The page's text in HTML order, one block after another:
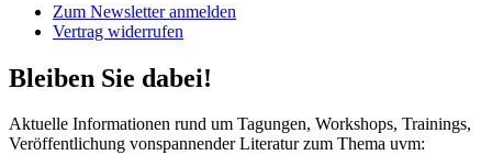
Zum Newsletter anmelden
Vertrag widerrufen
Bleiben Sie dabei!
Aktuelle Informationen rund um Tagungen, Workshops, Trainings,
Veröffentlichung vonspannender Literatur zum Thema uvm: